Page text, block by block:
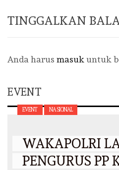
TINGGALKAN
Anda harus masuk untuk
EVENT
EVENT NASIONAL
WAKAPOLRI
PENGURUS PP